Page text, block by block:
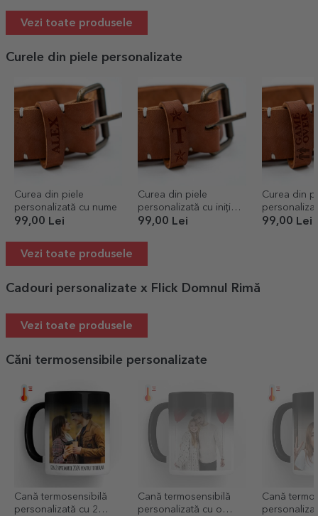
Vezi toate produsele
Curele din piele personalizate
Curea din piele
personalizată cu nume
99,00 Lei
Curea din piele
personalizată cu inițială
- Stars
99,00 Lei
Curea din
over
99,00 Lei
Vezi toate produsele
Cadouri personalizate x Flick Domnul Rimă
Vezi toate produsele
Căni termosensibile personalizate
Cană termosensibilă
personalizată cu 2
Cană termosensibilă
personalizată cu o
Cană